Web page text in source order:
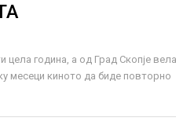
цела година, а од Град Скопје
месеци киното да биде повторно